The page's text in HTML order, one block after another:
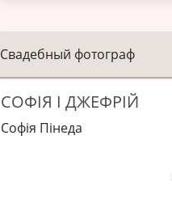
Свадебный фотограф
СОФІЯ І ДЖЕФРІЙ
Софія Пінеда